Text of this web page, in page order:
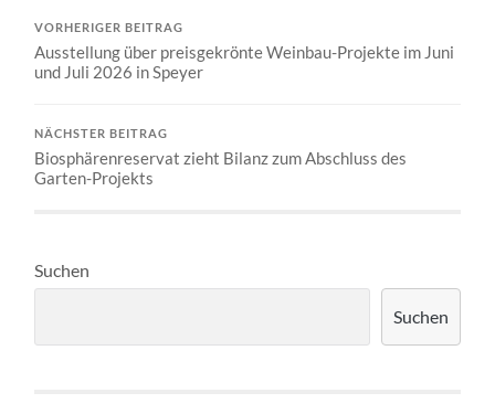
VORHERIGER BEITRAG
Ausstellung über preisgekrönte Weinbau-Projekte im Juni
und Juli 2026 in Speyer
NÄCHSTER BEITRAG
Biosphärenreservat zieht Bilanz zum Abschluss des
Garten-Projekts
Suchen
Suchen